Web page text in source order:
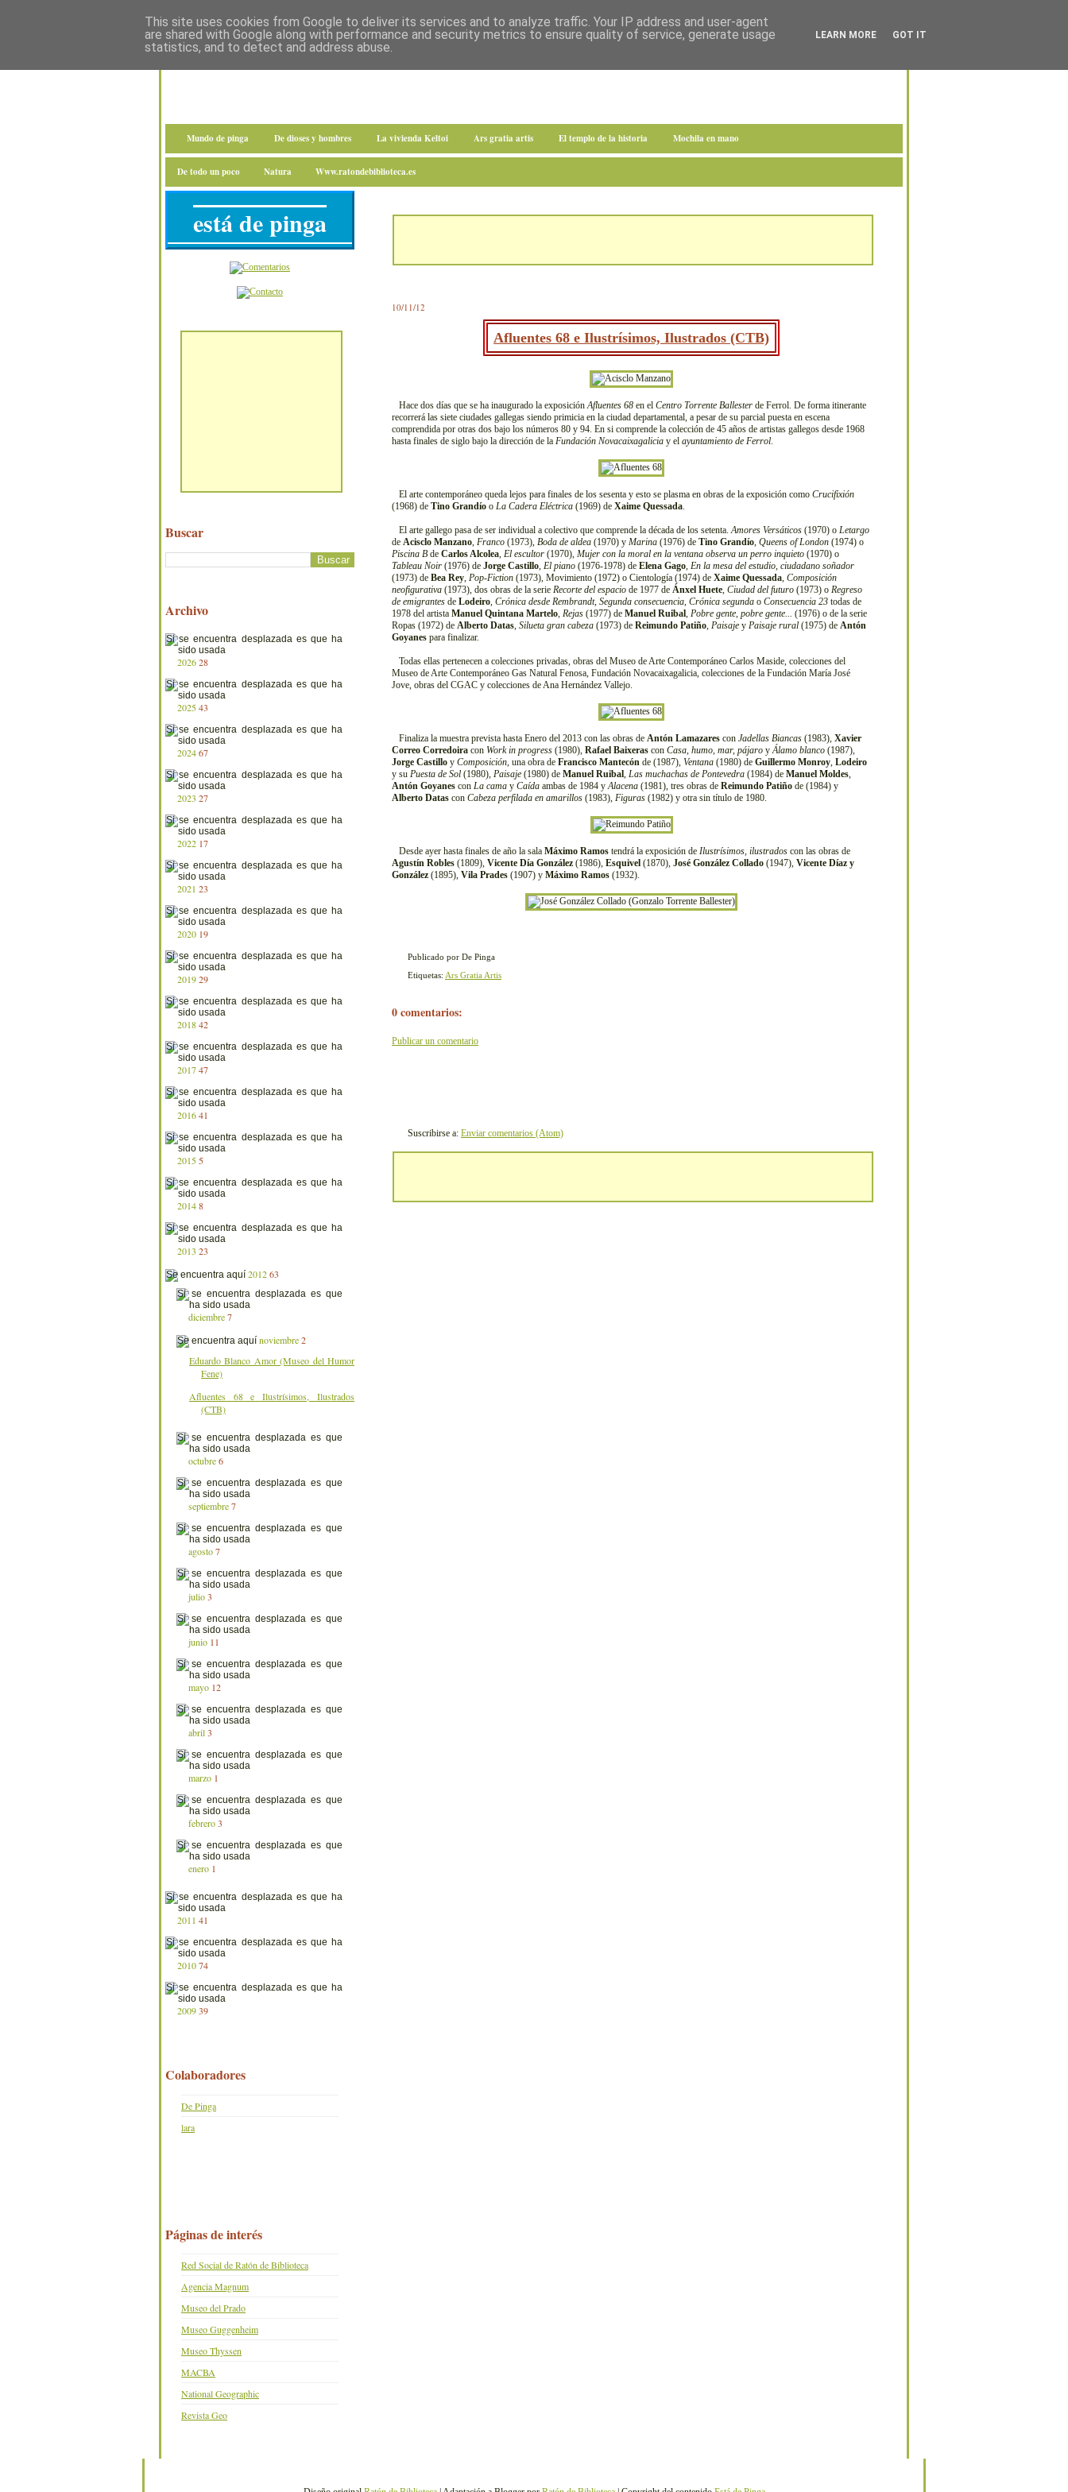
Mundo de pinga De dioses y hombres La vivienda Keltoi Ars gratia artis El templo de la historia Mochila en mano
De todo un poco Natura Www.ratondebiblioteca.es
10/11/12
Afluentes 68 e Ilustrísimos, Ilustrados (CTB)
Hace dos días que se ha inaugurado la exposiciónAfluentes 68 en el Centro Torrente Ballester de Ferrol. De forma itinerante
recorrerá las siete ciudades gallegas siendo primicia en la ciudad departamental, a pesar de su parcial puesta en escena
comprendida por otras dos bajo los números 80 y 94. En si comprende la colección de 45 años de artistas gallegos desde 1968
hasta finales de siglo bajo la dirección de la Fundación Novacaixagalicia y el ayuntamiento de Ferrol.
El arte contemporáneo queda lejos para finales de los sesenta y esto se plasma en obras de la exposición como Crucifixión
(1968) de Tino Grandío o La Cadera Eléctrica (1969) de Xaime Quessada.
El arte gallego pasa de ser individual a colectivo que comprende la década de los setenta.Amores Versáticos (1970) o Letargo
de Acisclo Manzano, Franco (1973), Boda de aldea (1970) y Marina (1976) de Tino Grandío, Queens of London (1974) o
Piscina B de Carlos Alcolea, El escultor (1970), Mujer con la moral en la ventana observa un perro inquieto (1970) o
Tableau Noir (1976) de Jorge Castillo, El piano (1976-1978) de Elena Gago, En la mesa del estudio, ciudadano soñador
(1973) de Bea Rey, Pop-Fiction (1973), Movimiento (1972) o Cientología (1974) de Xaime Quessada, Composición
neofigurativa (1973), dos obras de la serie Recorte del espacio de 1977 de Ánxel Huete, Ciudad del futuro (1973) o Regreso
de emigrantes de Lodeiro, Crónica desde Rembrandt, Segunda consecuencia, Crónica segunda o Consecuencia 23 todas de
1978 del artista Manuel Quintana Martelo, Rejas (1977) de Manuel Ruibal, Pobre gente, pobre gente... (1976) o de la serie
Ropas (1972) de Alberto Datas, Silueta gran cabeza (1973) de Reimundo Patiño, Paisaje y Paisaje rural (1975) de Antón
Goyanes para finalizar.
Todas ellas pertenecen a colecciones privadas, obras del Museo de Arte Contemporáneo Carlos Maside, colecciones del
Museo de Arte Contemporáneo Gas Natural Fenosa, Fundación Novacaixagalicia, colecciones de la Fundación María José
Jove, obras del CGAC y colecciones de Ana Hernández Vallejo.
Finaliza la muestra prevista hasta Enero del 2013 con las obras de Antón Lamazares con Jadellas Biancas (1983), Xavier
Correo Corredoira con Work in progress (1980), Rafael Baixeras con Casa, humo, mar, pájaro yÁlamo blanco (1987),
Jorge Castillo y Composición, una obra de Francisco Mantecón de (1987), Ventana (1980) de Guillermo Monroy, Lodeiro
y su Puesta de Sol (1980), Paisaje (1980) de Manuel Ruibal, Las muchachas de Pontevedra (1984) de Manuel Moldes,
Antón Goyanes con La cama y Caída ambas de 1984 yAlacena (1981), tres obras de Reimundo Patiño de (1984) y
Alberto Datas con Cabeza perfilada en amarillos (1983), Figuras (1982) y otra sin título de 1980.
Desde ayer hasta finales de año la sala Máximo Ramos tendrá la exposición de Ilustrísimos, ilustrados con las obras de
Agustín Robles (1809), Vicente Día González (1986), Esquivel (1870), José González Collado (1947), Vicente Díaz y
González (1895), Vila Prades (1907) y Máximo Ramos (1932).
Publicado por De Pinga
Etiquetas: Ars Gratia Artis
0 comentarios:
Publicar un comentario
Suscribirse a: Enviar comentarios (Atom)
está de pinga
Buscar
Archivo
202628
202543
202467
2023 27
2022 17
2021 23
2020 19
201929
201842
201747
201641
2015 5
20148
2013 23
201263
diciembre 7
noviembre 2
Eduardo Blanco Amor (Museo del Humor
Fene)
Afluentes 68 e Ilustrísimos, Ilustrados
(CTB)
octubre 6
septiembre 7
agosto 7
julio 3
junio 11
mayo 12
abril 3
marzo 1
febrero 3
enero 1
2011 41
201074
200939
Colaboradores
De Pinga
lara
Páginas de interés
Red Social de Ratón de Biblioteca
Agencia Magnum
Museo del Prado
Museo Guggenheim
Museo Thyssen
MACBA
National Geographic
Revista Geo
This site uses cookies from Google to deliver its services and to analyze traffic. Your IP address and user-agent
are shared with Google along with performance and security metrics to ensure quality of service, generate usage
statistics, and to detect and address abuse.
LEARN MORE GOT IT